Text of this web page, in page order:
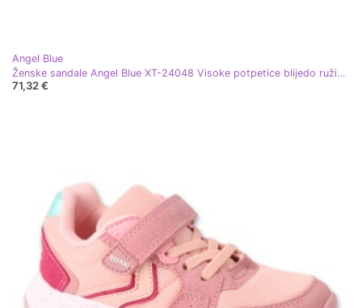
Angel Blue
Ženske sandale Angel Blue XT-24048 Visoke potpetice blijedo ružičaste ružičasta
71,32 €